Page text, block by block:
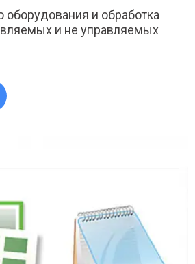
оборудования и обработка
и не управляемых